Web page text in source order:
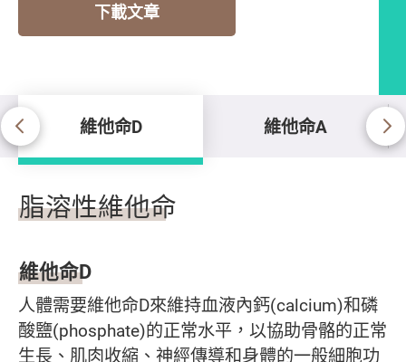
下載文章
維他命D 維他命A
維他命D
脂溶性維他命
維他命D
人體需要維他命D來維持血液內鈣(calcium)和磷
酸鹽(phosphate)的正常水平，以協助骨骼的正常
生長、肌肉收縮、神經傳導和身體的一般細胞功